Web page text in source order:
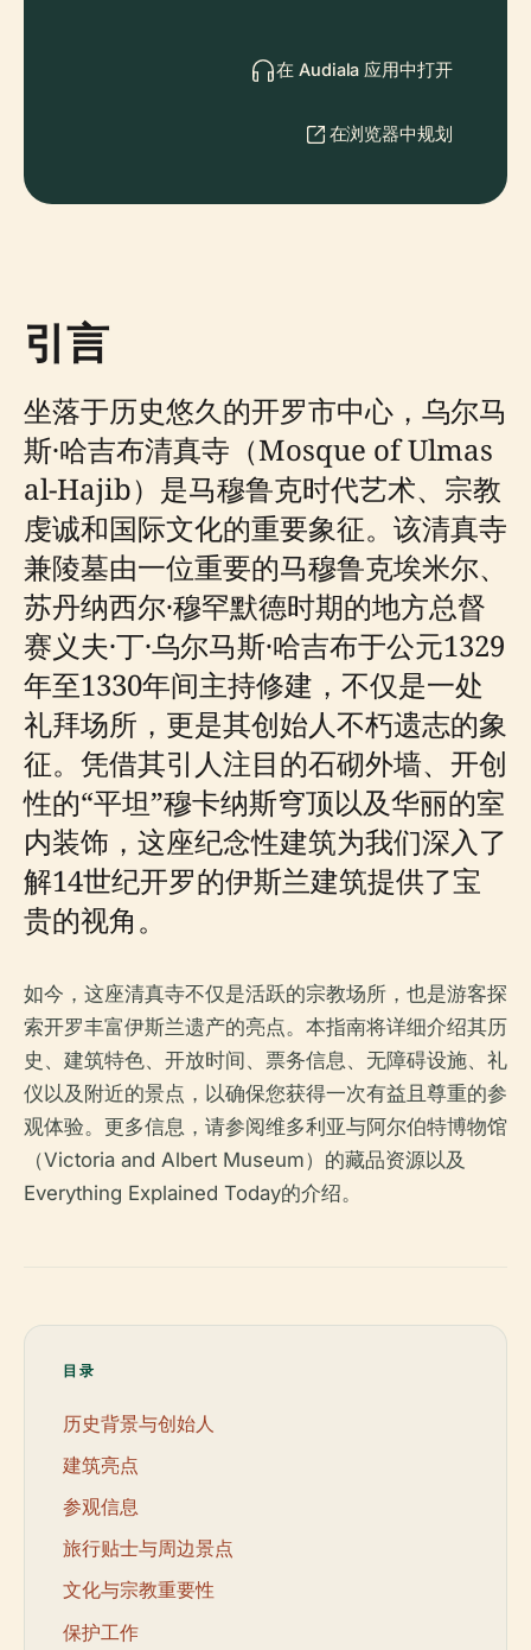
在 Audiala 应用中打开
在浏览器中规划
引言
坐落于历史悠久的开罗市中心，乌尔马
斯·哈吉布清真寺（Mosque of Ulmas
al-Hajib）是马穆鲁克时代艺术、宗教
虔诚和国际文化的重要象征。该清真寺
兼陵墓由一位重要的马穆鲁克埃米尔、
苏丹纳西尔·穆罕默德时期的地方总督
赛义夫·丁·乌尔马斯·哈吉布于公元1329
年至1330年间主持修建，不仅是一处
礼拜场所，更是其创始人不朽遗志的象
征。凭借其引人注目的石砌外墙、开创
性的“平坦”穆卡纳斯穹顶以及华丽的室
内装饰，这座纪念性建筑为我们深入了
解14世纪开罗的伊斯兰建筑提供了宝
贵的视角。
如今，这座清真寺不仅是活跃的宗教场所，也是游客探
索开罗丰富伊斯兰遗产的亮点。本指南将详细介绍其历
史、建筑特色、开放时间、票务信息、无障碍设施、礼
仪以及附近的景点，以确保您获得一次有益且尊重的参
观体验。更多信息，请参阅维多利亚与阿尔伯特博物馆
（Victoria and Albert Museum）的藏品资源以及
Everything Explained Today的介绍。
目录
历史背景与创始人
建筑亮点
参观信息
旅行贴士与周边景点
文化与宗教重要性
保护工作